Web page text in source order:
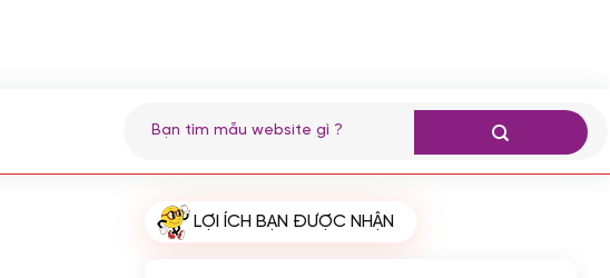
Cài đặt plugin theo yêu cầu
(+100.000 VND)
qua ngân hàng vietcombank,
kiếm:
LỢI ÍCH BẠN ĐƯỢC NHẬN